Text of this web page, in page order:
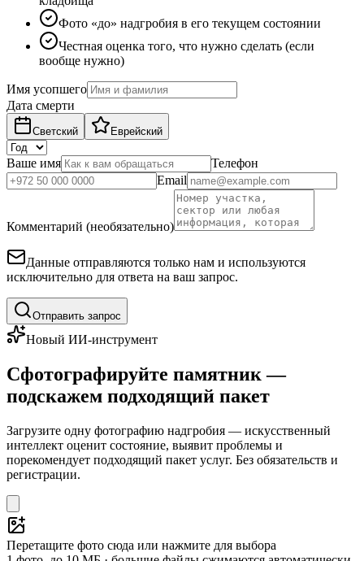
Фото «до» надгробия в его текущем состоянии
Честная оценка того, что нужно сделать (если
вообще нужно)
Имя усопшего
Дата смерти
Светский Еврейский
Ваше имя
Телефон
Email
Комментарий (необязательно)
Данные отправляются только нам и используются
исключительно для ответа на ваш запрос.
Отправить запрос
Новый ИИ-инструмент
Сфотографируйте памятник —
подскажем подходящий пакет
Загрузите одну фотографию надгробия — искусственный
интеллект оценит состояние, выявит проблемы и
порекомендует подходящий пакет услуг. Без обязательств и
регистрации.
Перетащите фото сюда или нажмите для выбора